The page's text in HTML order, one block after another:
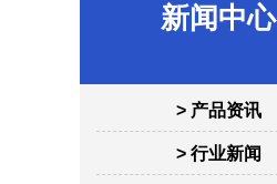
新闻中心
> 产品资讯
> 行业新闻